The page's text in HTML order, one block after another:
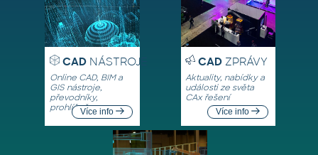
CADNÁSTROJE
Online CAD, BIM a
GIS nástroje,
převodníky,
prohlížečeVíce info
CADZPRÁVY
Aktuality, nabídky a
události ze světa
CAx řešení
Více info